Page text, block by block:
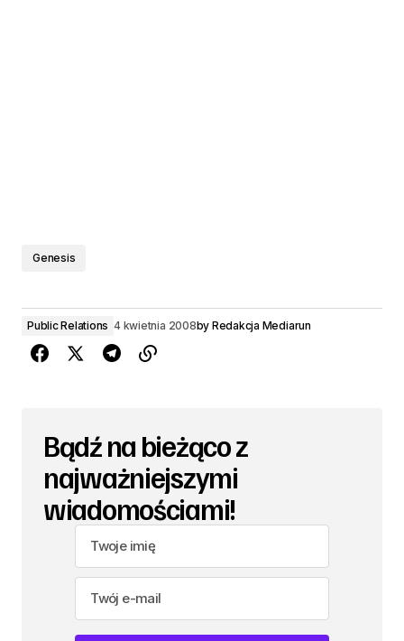
Genesis
Public Relations 4 kwietnia 2008by Redakcja Mediarun
Bądź na bieżąco z
najważniejszymi
wiadomościami!